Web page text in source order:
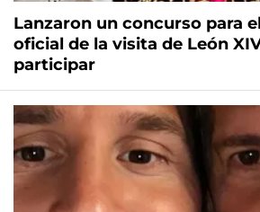
Lanzaron un concurso para
oficial de la visita de León
participar